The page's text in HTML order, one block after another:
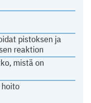
pistoksen ja
reaktion
mistä on